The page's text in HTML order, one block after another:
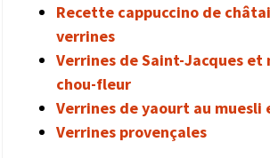
Recette cappuccino de
verrines
Verrines de Saint-Jacques et
chou-fleur
Verrines de yaourt au muesli
Verrines provençales